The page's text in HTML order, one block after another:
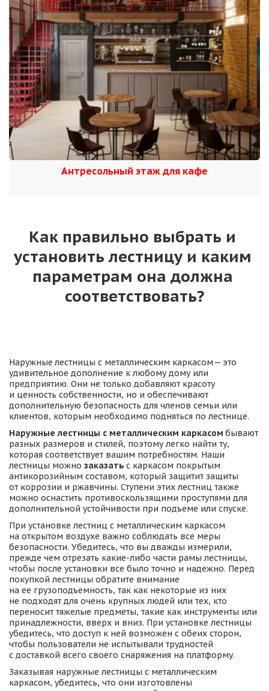
Антресольный этаж для кафе
Как правильно выбрать и
установить лестницу и каким
параметрам она должна
соответствовать?
Наружные лестницы с металлическим каркасом — это
удивительное дополнение к любому дому или
предприятию. Они не только добавляют красоту
и ценность собственности, но и обеспечивают
дополнительную безопасность для членов семьи или
клиентов, которым необходимо подняться по лестнице.
Наружные лестницы с металлическим каркасом бывают
разных размеров и стилей, поэтому легко найти ту,
которая соответствует вашим потребностям. Наши
лестницы можно заказать с каркасом покрытым
антикорозийным составом, который защитит защиты
от коррозии и ржавчины. Ступени этих лестниц также
можно оснастить противоскользящими проступями для
дополнительной устойчивости при подъеме или спуске.
При установке лестниц с металлическим каркасом
на открытом воздухе важно соблюдать все меры
безопасности. Убедитесь, что вы дважды измерили,
прежде чем отрезать какие-либо части рамы лестницы,
чтобы после установки все было точно и надежно. Перед
покупкой лестницы обратите внимание
на ее грузоподъемность, так как некоторые из них
не подходят для очень крупных людей или тех, кто
переносит тяжелые предметы, такие как инструменты или
принадлежности, вверх и вниз. При установке лестницы
убедитесь, что доступ к ней возможен с обеих сторон,
чтобы пользователи не испытывали трудностей
с доставкой всего своего снаряжения на платформу.
Заказывая наружные лестницы с металлическим
каркасом, убедитесь, что они изготовлены